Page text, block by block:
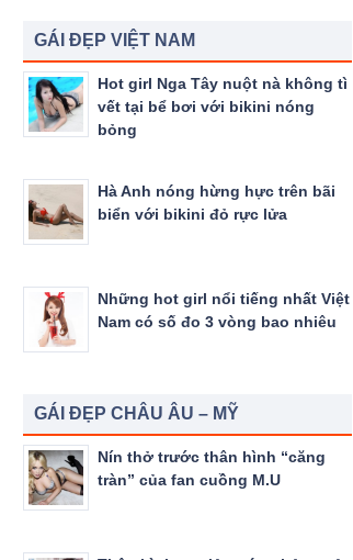
GÁI ĐẸP VIỆT NAM
Hot girl Nga Tây nuột nà không tì
vết tại bể bơi với bikini nóng
bỏng
Hà Anh nóng hừng hực trên bãi
biển với bikini đỏ rực lửa
Những hot girl nổi tiếng nhất Việt
Nam có số đo 3 vòng bao nhiêu
GÁI ĐẸP CHÂU ÂU – MỸ
Nín thở trước thân hình “căng
tràn” của fan cuồng M.U